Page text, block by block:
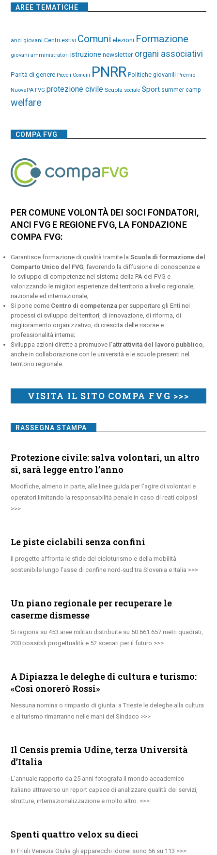
AREE TEMATICHE
anci giovani Centri estivi Comuni elezioni Formazione
giovani amministratori istruzione newsletter organi associativi
Parità di genere Piccoli Comuni PNRR Politiche giovanili Premio
NuovaPA FVG protezione civile Scuola sociale Sport summer camp
welfare
COMPA FVG
PER COMUNE VOLONTÀ DEI SOCI FONDATORI,
ANCI FVG E REGIONE FVG, LA FONDAZIONE
COMPA FVG:
Garantisce formazione di qualità tramite laScuola di formazione del
Comparto Unico del FVG , favorendo la diffusione di conoscenze e
lo sviluppo di competenze nel sistema della PA del FVG e
valorizzando le migliori esperienze del territorio a livello regionale,
nazionale ed internazionale;
Si pone come Centro di competenza per supportare gli Enti nei
processi di sviluppo dei territori, di innovazione, di riforma, di
miglioramento organizzativo, di crescita delle risorse e
professionalità interne;
Sviluppa azioni dirette a promuove l’attrattività del lavoro pubblico
anche in collaborazione con le università e le scuole presenti nel
territorio regionale.
VISITA IL SITO COMPA FVG >>>
RASSEGNA STAMPA
Protezione civile: salva volontari, un altro
sì, sarà legge entro l’anno
Modifiche, almeno in parte, alle linee guida per l’agire di volontari e
operatori limitando la responsabilità penale in caso di reati colposi
Le piste ciclabili senza confini
Il progetto affronta le sfide del cicloturismo e della mobilità
sostenibile lungo l’asse di confine nord-sud tra Slovenia e Italia
Un piano regionale per recuperare le
caserme dismesse
Si ragiona su 453 aree militari distribuite su 50.661.657 metri quadrati,
200 possibili progettualità e 52 scenari per il futuro
A Dipiazza le deleghe di cultura e turismo:
«Così onorerò Rossi»
Nessuna nomina o rimpasto di giunta: a Trieste le deleghe alla cultura
e al turismo rimarranno nelle mani del Sindaco
Il Censis premia Udine, terza Università
d’Italia
L’annuale rapporto da 25 anni fotografa il mondo accademico
italiano attraverso un report capace di analizzare qualità dei servizi,
strutture, internazionalizzazione e molto altro.
Spenti quattro velox su dieci
In Friuli Venezia Giulia gli apparecchi idonei sono 66 su 113